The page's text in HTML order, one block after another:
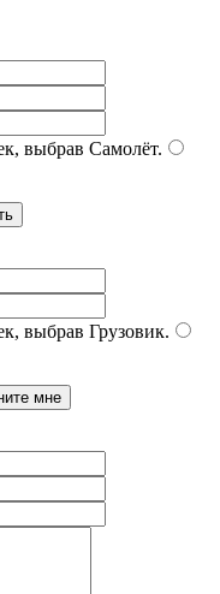
выбрав Самолёт.
выбрав Грузовик.